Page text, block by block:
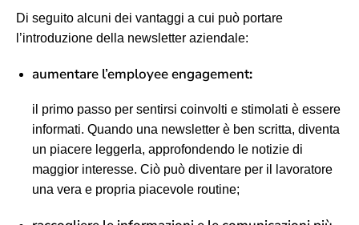
Di seguito alcuni dei vantaggi a cui può portare
l’introduzione della newsletter aziendale:
aumentare l’employee engagement:
il primo passo per sentirsi coinvolti e stimolati è essere
informati. Quando una newsletter è ben scritta, diventa
un piacere leggerla, approfondendo le notizie di
maggior interesse. Ciò può diventare per il lavoratore
una vera e propria piacevole routine;